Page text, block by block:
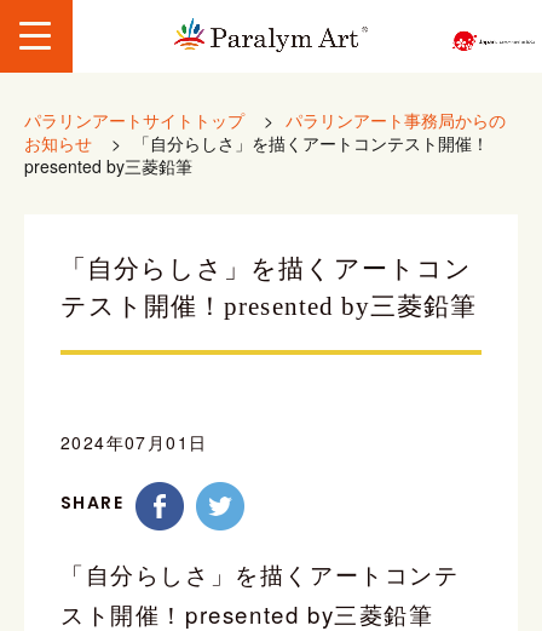
パラリンアートサイトトップ > パラリンアート事務局からの
お知らせ
>
「自分らしさ」を描くアートコンテスト開催！
presented by三菱鉛筆
「自分らしさ」を描くアートコン
テスト開催！presented by三菱鉛筆
2024年07月01日
SHARE
「自分らしさ」を描くアートコンテ
スト開催！presented by三菱鉛筆